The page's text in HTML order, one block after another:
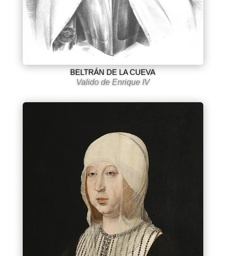
BELTRÁN DE LA CUEVA
Valido de Enrique IV